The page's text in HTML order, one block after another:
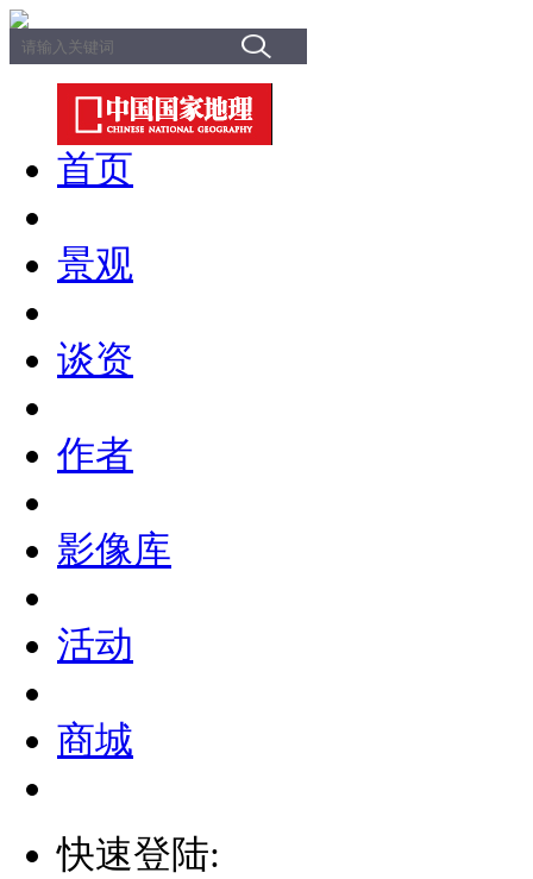
首页
景观
谈资
作者
影像库
活动
商城
快速登陆: